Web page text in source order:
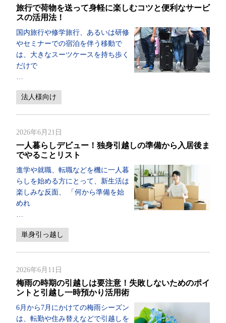
旅行で荷物を送って身軽に楽しむコツと便利なサービ
スの活用法！
国内旅行や修学旅行、あるいは研修
やセミナーでの宿泊を伴う移動で
は、大きなスーツケースを持ち歩く
だけで
法人様向け
2026年6月21日
一人暮らしデビュー！独身引越しの準備から入居後ま
でやることリスト
進学や就職、転職などを機に一人暮
らしを始める方にとって、新生活は
楽しみな反面、 「何から準備を始
めれ
単身引っ越し
2026年6月11日
梅雨の時期の引越しは要注意！失敗しないためのポイ
ントと引越し一時預かり活用術
6月から7月にかけての梅雨シーズン
は、転勤や住み替えなどで引越しを